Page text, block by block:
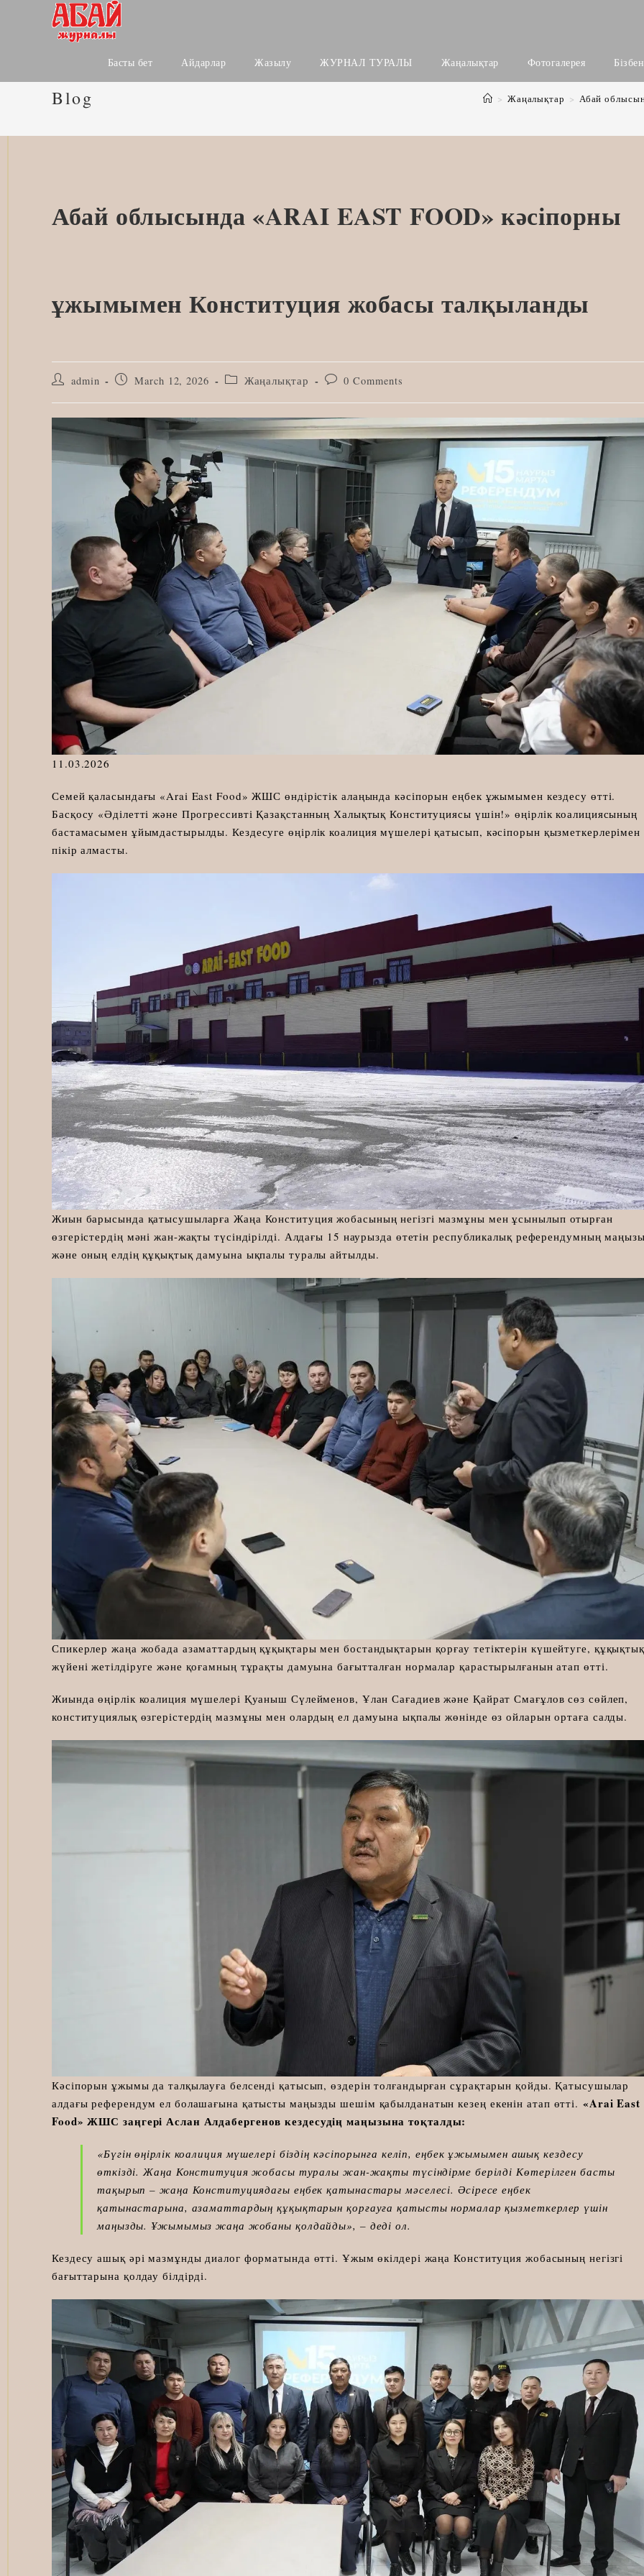
Басты бет
Айдарлар Жазылу ЖУРНАЛ ТУРАЛЫ Жаңалықтар Фотогалерея
Blog > Жаңалықтар > Абай
Абай облысында «ARAI EAST FOOD» кәсіпорны
ұжымымен Конституция жобасы талқыланды
Post admin
Post March 12, 2026
Post Жаңалықтар
Post0 Comments
11.03.2026
Семей қаласындағы «Arai East Food» ЖШС өндірістік алаңында кәсіпорын еңбек ұжымымен кездесу өтті.
Басқосу «Әділетті және Прогрессивті Қазақстанның Халықтық Конституциясы үшін!» өңірлік коалициясының
бастамасымен ұйымдастырылды. Кездесуге өңірлік коалиция мүшелері қатысып, кәсіпорын қызметкерлерімен
пікір алмасты.
Жиын барысында қатысушыларға Жаңа Конституция жобасының негізгі мазмұны мен ұсынылып отырған
өзгерістердің мәні жан-жақты түсіндірілді. Алдағы 15 наурызда өтетін республикалық референдумның
және оның елдің құқықтық дамуына ықпалы туралы айтылды.
Спикерлер жаңа жобада азаматтардың құқықтары мен бостандықтарын қорғау тетіктерін күшейтуге, құқықтық
жүйені жетілдіруге және қоғамның тұрақты дамуына бағытталған нормалар қарастырылғанын атап өтті.
Жиында өңірлік коалиция мүшелері Қуаныш Сүлейменов, Ұлан Сағадиев және Қайрат Смағұлов сөз сөйлеп,
конституциялық өзгерістердің мазмұны мен олардың ел дамуына ықпалы жөнінде өз ойларын ортаға салды.
Кәсіпорын ұжымы да талқылауға белсенді қатысып, өздерін толғандырған сұрақтарын қойды. Қатысушылар
алдағы референдум ел болашағына қатысты маңызды шешім қабылданатын кезең екенін атап өтті. «Arai East
Food» ЖШС заңгері Аслан Алдабергенов кездесудің маңызына тоқталды:
«Бүгін өңірлік коалиция мүшелері біздің кәсіпорынға келіп, еңбек ұжымымен ашық кездесу
өткізді. Жаңа Конституция жобасы туралы жан-жақты түсіндірме берілді Көтерілген басты
тақырып – жаңа Конституциядағы еңбек қатынастары мәселесі. Әсіресе еңбек
қатынастарына, азаматтардың құқықтарын қорғауға қатысты нормалар қызметкерлер үшін
маңызды. Ұжымымыз жаңа жобаны қолдайды», – деді ол.
Кездесу ашық әрі мазмұнды диалог форматында өтті. Ұжым өкілдері жаңа Конституция жобасының негізгі
бағыттарына қолдау білдірді.